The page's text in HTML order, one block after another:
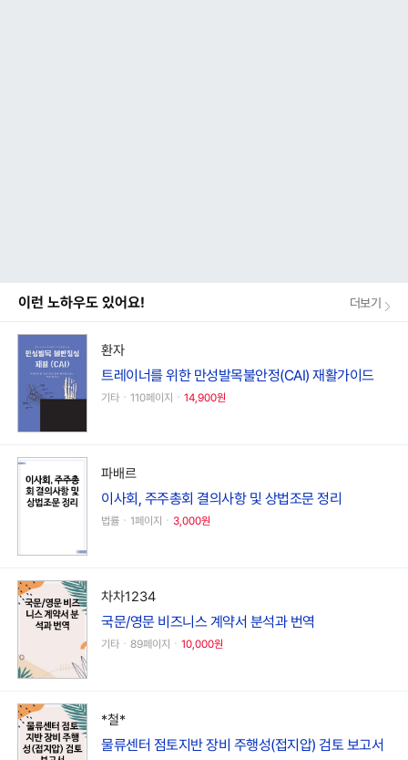
이런 노하우도 있어요! 더보기
환자
트레이너를 위한 만성발목불안정(CAI) 재활가이드
기타ㆍ110페이지ㆍ 14,900원
파배르
이사회, 주주총회 결의사항 및 상법조문 정리
법률ㆍ1페이지ㆍ 3,000원
차차1234
국문/영문 비즈니스 계약서 분석과 번역
기타ㆍ89페이지ㆍ 10,000원
*철*
물류센터 점토지반 장비 주행성(접지압) 검토 보고서